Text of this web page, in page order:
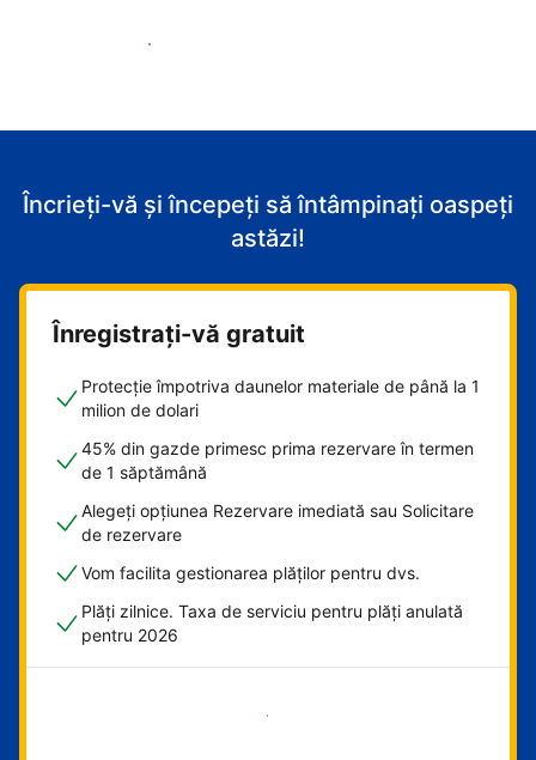
Începeţi să primiţi clienţi
Încrieți-vă și începeți să întâmpinați oaspeți
astăzi!
Înregistrați-vă gratuit
Protecție împotriva daunelor materiale de până la 1
milion de dolari
45% din gazde primesc prima rezervare în termen
de 1 săptămână
Alegeți opțiunea Rezervare imediată sau Solicitare
de rezervare
Vom facilita gestionarea plăților pentru dvs.
Plăți zilnice. Taxa de serviciu pentru plăți anulată
pentru 2026
Începeți acum